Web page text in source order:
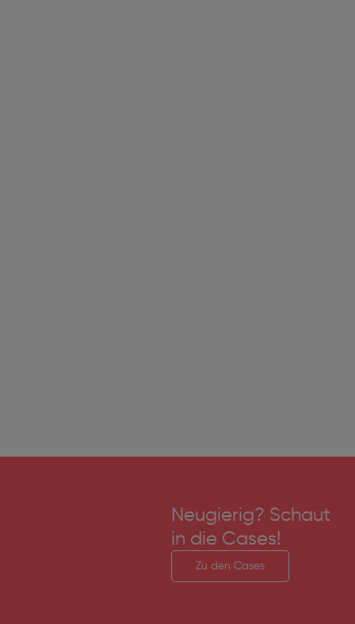
Neugierig? Schaut
in die Cases!
Zu den Cases